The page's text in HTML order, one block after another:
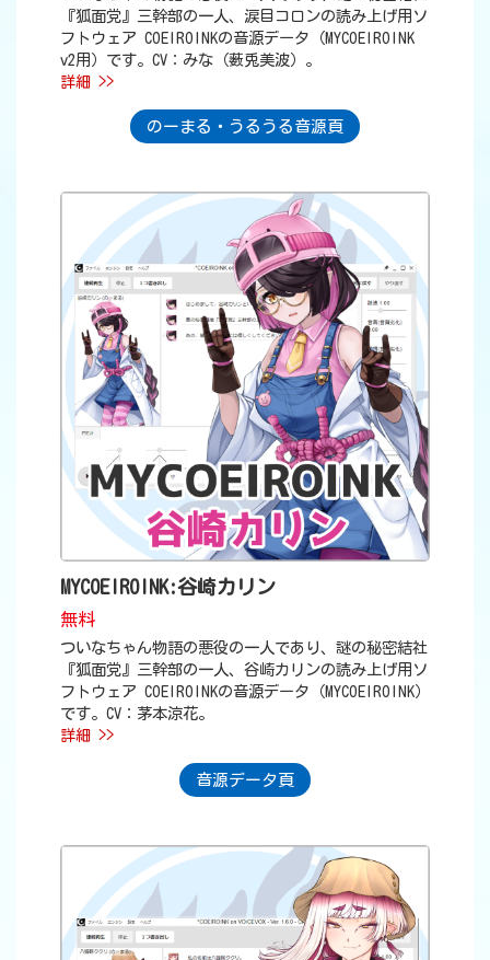
『狐面党』三幹部の一人、涙目コロンの読み上げ用ソ
フトウェア COEIROINKの音源データ（MYCOEIROINK
v2用）です。CV：みな（薮兎美波）。
詳細 >>
のーまる・うるうる音源頁
MYCOEIROINK:谷崎カリン
無料
ついなちゃん物語の悪役の一人であり、謎の秘密結社
『狐面党』三幹部の一人、谷崎カリンの読み上げ用ソ
フトウェア COEIROINKの音源データ（MYCOEIROINK）
です。CV：茅本涼花。
詳細 >>
音源データ頁